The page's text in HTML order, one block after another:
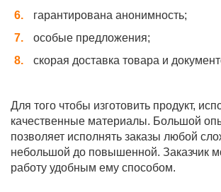
гарантирована анонимность;
особые предложения;
скорая доставка товара и
Для того чтобы изготовить продукт,
качественные материалы. Большой
позволяет исполнять заказы любой
небольшой до повышенной. Заказчик
работу удобным ему способом.